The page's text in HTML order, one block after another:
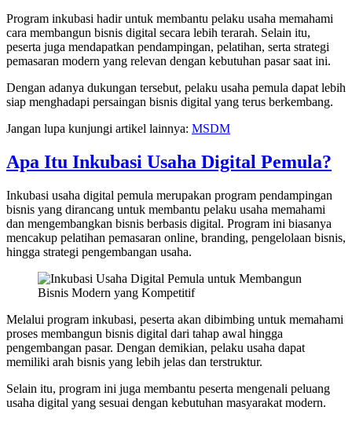
Program inkubasi hadir untuk membantu pelaku usaha memahami
cara membangun bisnis digital secara lebih terarah. Selain itu,
peserta juga mendapatkan pendampingan, pelatihan, serta strategi
pemasaran modern yang relevan dengan kebutuhan pasar saat ini.
Dengan adanya dukungan tersebut, pelaku usaha pemula dapat lebih
siap menghadapi persaingan bisnis digital yang terus berkembang.
Jangan lupa kunjungi artikel lainnya: MSDM
Apa Itu Inkubasi Usaha Digital Pemula?
Inkubasi usaha digital pemula merupakan program pendampingan
bisnis yang dirancang untuk membantu pelaku usaha memahami
dan mengembangkan bisnis berbasis digital. Program ini biasanya
mencakup pelatihan pemasaran online, branding, pengelolaan bisnis,
hingga strategi pengembangan usaha.
Melalui program inkubasi, peserta akan dibimbing untuk memahami
proses membangun bisnis digital dari tahap awal hingga
pengembangan pasar. Dengan demikian, pelaku usaha dapat
memiliki arah bisnis yang lebih jelas dan terstruktur.
Selain itu, program ini juga membantu peserta mengenali peluang
usaha digital yang sesuai dengan kebutuhan masyarakat modern.